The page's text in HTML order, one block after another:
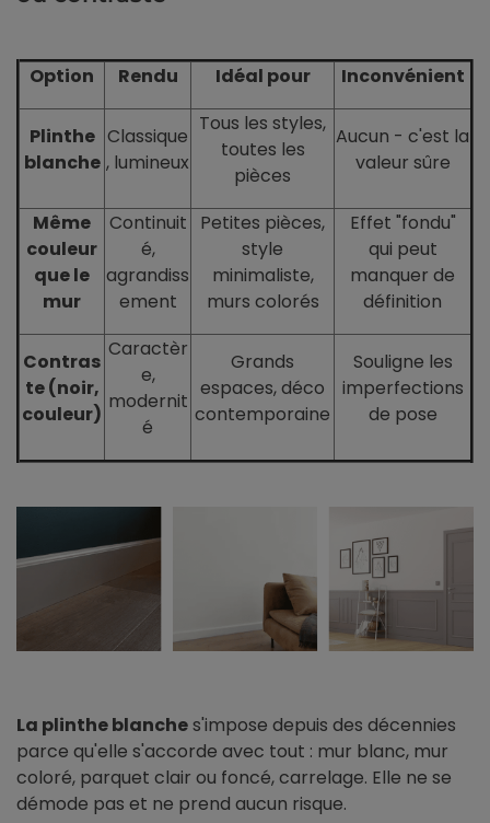
Option Rendu Idéal pour Inconvénient
Plinthe
blanche
Classique
, lumineux
Tous les styles,
toutes les
pièces
Aucun - c'est la
valeur sûre
Même
couleur
que le
mur
Continuit
é,
agrandiss
ement
Petites pièces,
style
minimaliste,
murs colorés
Effet "fondu"
qui peut
manquer de
définition
Contras
te (noir,
couleur)
Caractèr
e,
modernit
é
Grands
espaces, déco
contemporaine
Souligne les
imperfections
de pose
La plinthe blanches'impose depuis des décennies
parce qu'elle s'accorde avec tout : mur blanc, mur
coloré, parquet clair ou foncé, carrelage. Elle ne se
démode pas et ne prend aucun risque.